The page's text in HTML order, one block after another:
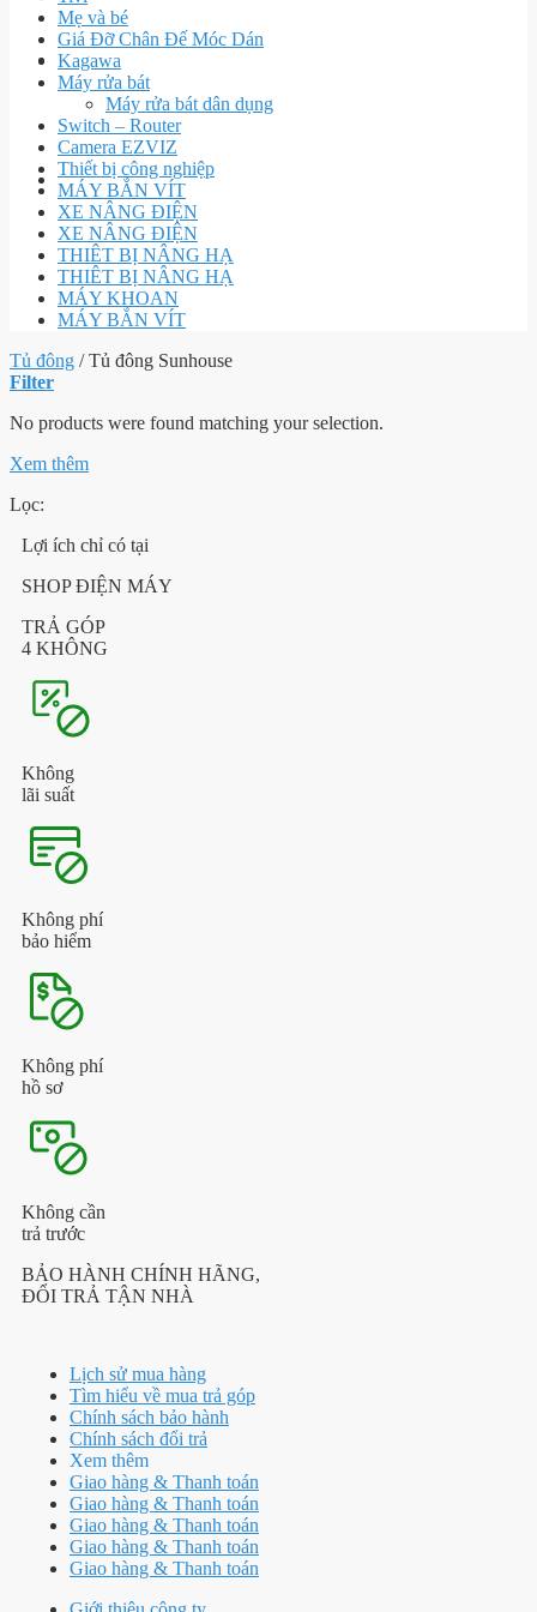
Mẹ và bé
Giá Đỡ Chân Đế Móc Dán
Kagawa
Máy rửa bát
Máy rửa bát dân dụng
Switch – Router
Camera EZVIZ
Thiết bị công nghiệp
MÁY BẮN VÍT
XE NÂNG ĐIỆN
XE NÂNG ĐIỆN
THIÊT BỊ NÂNG HẠ
THIÊT BỊ NÂNG HẠ
MÁY KHOAN
MÁY BẮN VÍT
Tủ đông /Tủ đông Sunhouse
Filter
No products were found matching your selection.
Xem thêm
Lọc:
Lợi ích chỉ có tại
SHOP ĐIỆN MÁY
TRẢ GÓP
4 KHÔNG
Không
lãi suất
Không phí
bảo hiểm
Không phí
hồ sơ
Không cần
trả trước
BẢO HÀNH CHÍNH HÃNG,
ĐỔI TRẢ TẬN NHÀ
Lịch sử mua hàng
Tìm hiểu về mua trả góp
Chính sách bảo hành
Chính sách đổi trả
Xem thêm
Giao hàng & Thanh toán
Giao hàng & Thanh toán
Giao hàng & Thanh toán
Giao hàng & Thanh toán
Giao hàng & Thanh toán